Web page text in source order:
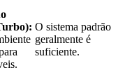
O sistema padrão
geralmente é
suficiente.